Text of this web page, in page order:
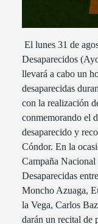
El lunes 31 de
Desaparecidos
llevará a cabo un
desaparecidas
con la realización
conmemorando el
desaparecido y
Cóndor. En la
Campaña
Desaparecidas
Moncho Azuaga,
la Vega, Carlos
darán un recital de